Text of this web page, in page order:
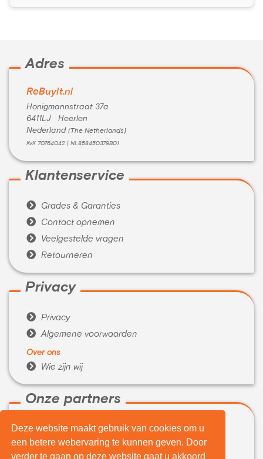
Deze website maakt gebruik van cookies om u
een betere webervaring te kunnen geven. Door
verder te gaan op deze website gaat u akkoord
Adres
ReBuyIt.nl
Honigmannstraat 37a
6411LJ Heerlen
Nederland (The Netherlands)
KvK 70764042 | NL858450379B01
Klantenservice
 Grades & Garanties
 Contact opnemen
 Veelgestelde vragen
 Retourneren
Privacy
 Privacy
 Algemene voorwaarden
Over ons
 Wie zijn wij
Onze partners
 WeBuyIt.nl
 LaptopVerkopen.eu